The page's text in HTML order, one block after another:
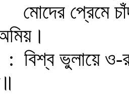
প্রেমে চাঁদ
বিশ্ব ভুলায়ে ও-